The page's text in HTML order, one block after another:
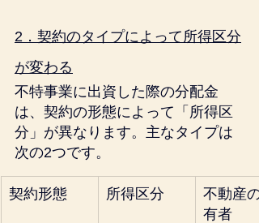
2．契約のタイプによって所得区分
が変わる
不特事業に出資した際の分配金
は、契約の形態によって「所得区
分」が異なります。主なタイプは
次の2つです。
契約形態 所得区分
不動産の
有者